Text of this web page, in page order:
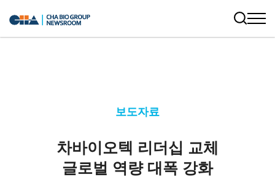
보도자료
차바이오텍 리더십 교체
글로벌 역량 대폭 강화